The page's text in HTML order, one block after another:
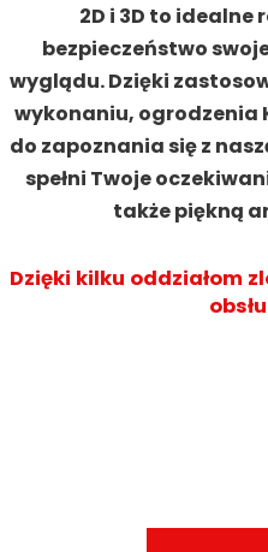
2D i 3D to
bezpieczeństwo
wyglądu. Dzięki
wykonaniu, ogrodzenia
do zapoznania się z
spełni Twoje
także piękną
Dzięki kilku oddziałom